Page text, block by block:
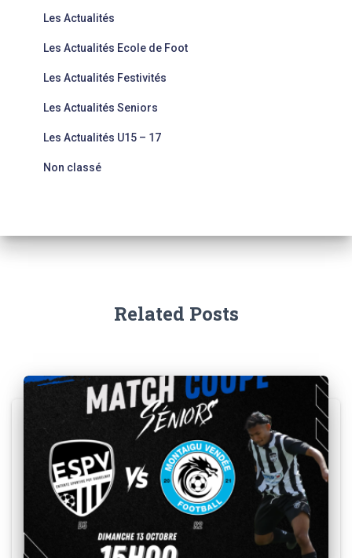
Les Actualités
Les Actualités Ecole de Foot
Les Actualités Festivités
Les Actualités Seniors
Les Actualités U15 – 17
Non classé
Related Posts